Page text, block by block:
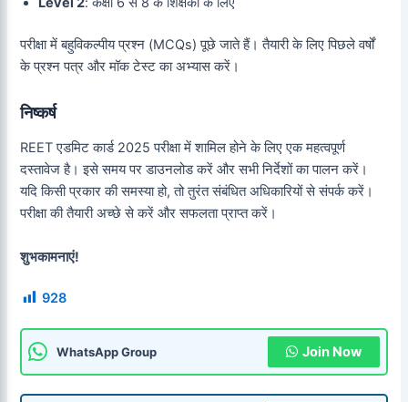
परीक्षा में बहुविकल्पीय प्रश्न (MCQs) पूछे जाते हैं। तैयारी के लिए पिछले वर्षों
के प्रश्न पत्र और मॉक टेस्ट का अभ्यास करें।
निष्कर्ष
REET एडमिट कार्ड 2025 परीक्षा में शामिल होने के लिए एक महत्वपूर्ण
दस्तावेज है। इसे समय पर डाउनलोड करें और सभी निर्देशों का पालन करें।
यदि किसी प्रकार की समस्या हो, तो तुरंत संबंधित अधिकारियों से संपर्क करें।
परीक्षा की तैयारी अच्छे से करें और सफलता प्राप्त करें।
शुभकामनाएं!
928
WhatsApp Group Join Now